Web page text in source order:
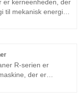
er kerneenheden, der
til mekanisk energi
med booster og
anmodning.
R-serien er
der er